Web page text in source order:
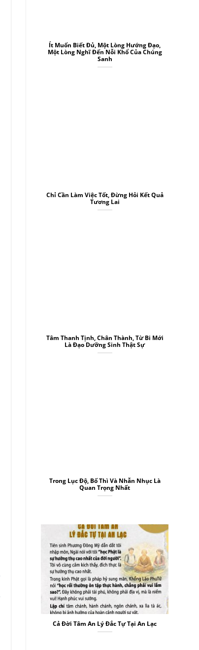
02
Th7
Ít Muốn Biết Đủ, Một Lòng Hướng Đạo,
Một Lòng Nghĩ Đến Nỗi Khổ Của Chúng
Sanh
Chỉ Cần Làm Việc Tốt, Đừng Hỏi Kết Quả
Tương Lai
Tâm Thanh Tịnh, Chân Thành, Từ Bi Mới
Là Đạo Dưỡng Sinh Thật Sự
Trong Lục Độ, Bố Thì Và Nhẫn Nhục Là
Quan Trọng Nhất
Cả Đời Tâm An Lý Đắc Tự Tại An Lạc